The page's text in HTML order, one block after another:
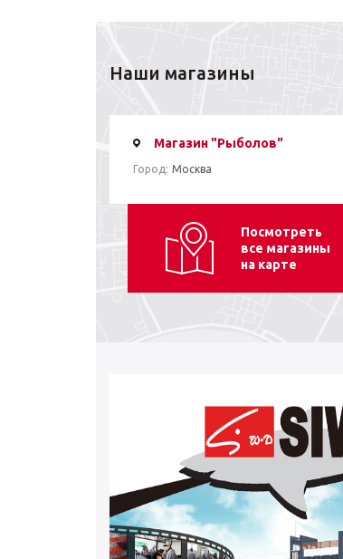
Наши магазины
Магазин "Рыболов"
Город: Москва
Посмотреть
все магазины
на карте